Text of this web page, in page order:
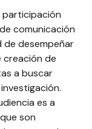
participación
comunicación
de desempeñar
creación de
a buscar
es a
son